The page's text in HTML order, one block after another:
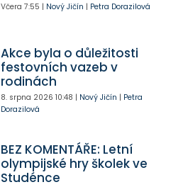
Včera 7:55 | Nový Jičín | Petra Dorazilová
Akce byla o důležitosti
festovních vazeb v
rodinách
8. srpna 2026 10:48 | Nový Jičín | Petra
Dorazilová
BEZ KOMENTÁŘE: Letní
olympijské hry školek ve
Studénce